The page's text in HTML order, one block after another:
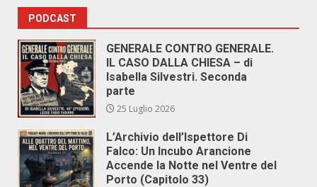
PODCAST
GENERALE CONTRO GENERALE.
IL CASO DALLA CHIESA – di
Isabella Silvestri. Seconda
parte
25 Luglio 2026
L’Archivio dell’Ispettore Di
Falco: Un Incubo Arancione
Accende la Notte nel Ventre del
Porto (Capitolo 33)